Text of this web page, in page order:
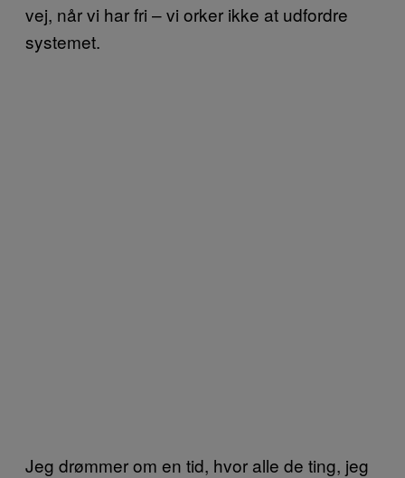
vej, når vi har fri – vi orker ikke at udfordre
systemet.
Jeg drømmer om en tid, hvor alle de ting, jeg